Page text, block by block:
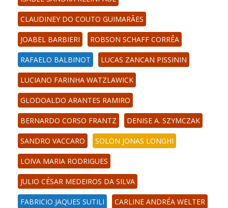
CLAUDINEY DO COUTO GUIMARÃES
JOABEL BARBIERI ROBSON SCHAFF CORRÊA
RAFAELO BALBINOT LUCAS ZANCAN PISSININ
LUCIANO FARINHA WATZLAWICK
GLODOALDO ARANTES RAMIRO
BERNARDO CORSO FRANTZ DENISE A. SZYMCZAK
SANDRO VACCARO SOLON JONAS LONGHI
LOIVA MARIA RODRIGUES
JULIO CÉSAR MEDEIROS DA SILVA
FABRICIO JAQUES SUTILI CARLINE ANDRÉA WELTER